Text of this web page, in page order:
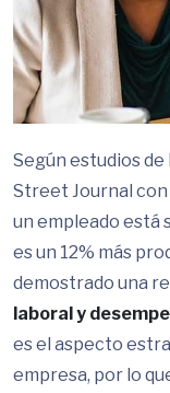
Según estudios de
Street Journal
un empleado está
es un 12% más
demostrado una
laboral y
es el aspecto
empresa, por lo